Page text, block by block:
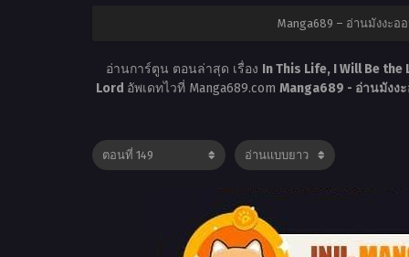
Manga689 – อ่านมังงะ
อ่านการ์ตูน ตอนล่าสุด เรื่อง In This Life, I Will Be
Lord อัพเดทไวที่ Manga689.com Manga689 - อ่านมังง